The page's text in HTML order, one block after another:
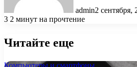
admin2 сентября,
3 2 минут на прочтение
Читайте еще
Компьютеры и смартфоны